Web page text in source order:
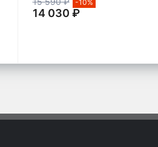
-10%
14 030 ₽